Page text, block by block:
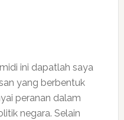
ini dapatlah saya
yang berbentuk
peranan dalam
negara. Selain